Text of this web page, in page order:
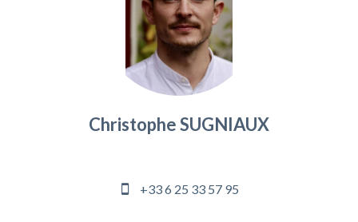
Christophe SUGNIAUX
+33 6 25 33 57 95